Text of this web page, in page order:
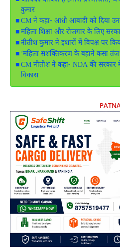
कुमार
CM ने कहा- आधी आबादी को दिया
महिला शिक्षा और रोजगार के लिए
नीतीश कुमार ने इशारों में विपक्ष पर
‘महिला सशक्तिकरण के बहाने कसा तंज’
CM नीतीश ने कहा- NDA की सरकार
विकास